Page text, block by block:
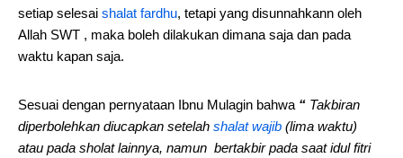
setiap selesai shalat fardhu, tetapi yang disunnahkann oleh
Allah SWT , maka boleh dilakukan dimana saja dan pada
waktu kapan saja.
Sesuai dengan pernyataan Ibnu Mulagin bahwa “ Takbiran
diperbolehkan diucapkan setelah shalat wajib (lima waktu)
atau pada sholat lainnya, namun bertakbir pada saat idul fitri